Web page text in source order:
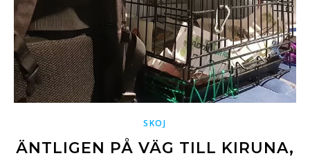
SKOJ
ÄNTLIGEN PÅ VÄG TILL KIRUNA,